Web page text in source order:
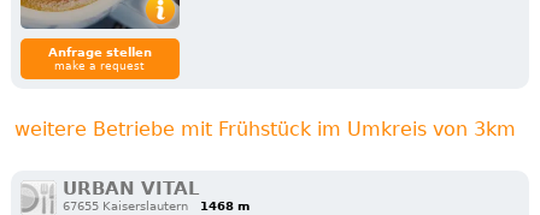
Anfrage stellen
make a request
weitere Betriebe mit Frühstück im Umkreis von 3km
URBAN VITAL
67655 Kaiserslautern 1468 m